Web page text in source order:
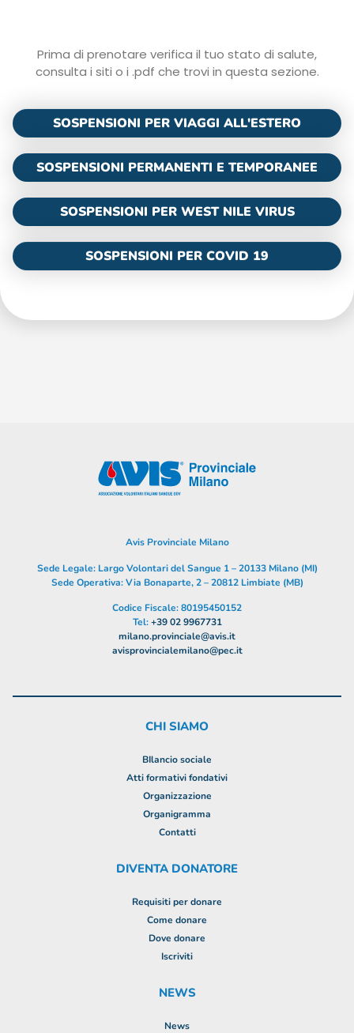
Prima di prenotare verifica il tuo stato di salute,
consulta i siti o i .pdf che trovi in questa sezione.
SOSPENSIONI PER VIAGGI ALL'ESTERO
SOSPENSIONI PERMANENTI E TEMPORANEE
SOSPENSIONI PER WEST NILE VIRUS
SOSPENSIONI PER COVID 19
Avis Provinciale Milano
Sede Legale: Largo Volontari del Sangue 1 – 20133 Milano (MI)
Sede Operativa: Via Bonaparte, 2 – 20812 Limbiate (MB)
Codice Fiscale: 80195450152
Tel:+39 02 9967731
milano.provinciale@avis.it
avisprovincialemilano@pec.it
CHI SIAMO
BIlancio sociale
Atti formativi fondativi
Organizzazione
Organigramma
Contatti
DIVENTA DONATORE
Requisiti per donare
Come donare
Dove donare
Iscriviti
NEWS
News